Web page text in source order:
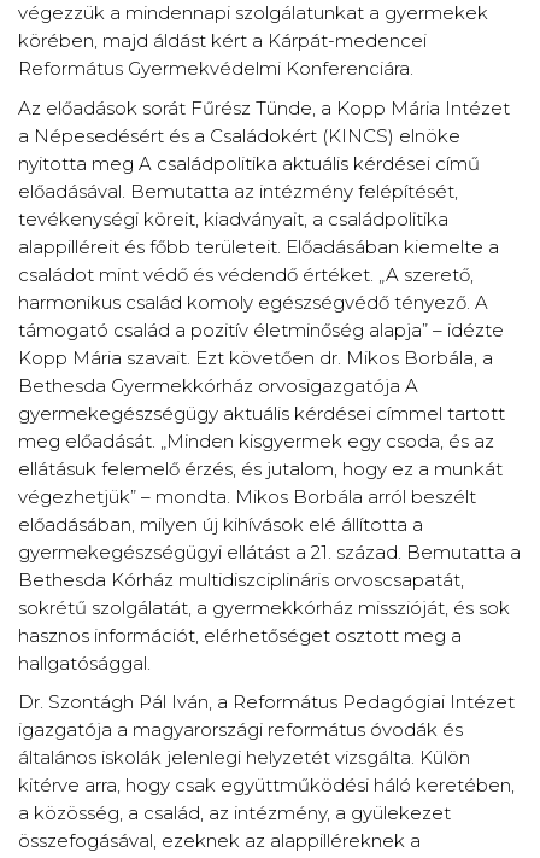
végezzük a mindennapi szolgálatunkat a gyermekek
körében, majd áldást kért a Kárpát-medencei
Református Gyermekvédelmi Konferenciára.
Az előadások sorát Fűrész Tünde, a Kopp Mária Intézet
a Népesedésért és a Családokért (KINCS) elnöke
nyitotta meg A családpolitika aktuális kérdései című
előadásával. Bemutatta az intézmény felépítését,
tevékenységi köreit, kiadványait, a családpolitika
alappilléreit és főbb területeit. Előadásában kiemelte a
családot mint védő és védendő értéket. „A szerető,
harmonikus család komoly egészségvédő tényező. A
támogató család a pozitív életminőség alapja” – idézte
Kopp Mária szavait. Ezt követően dr. Mikos Borbála, a
Bethesda Gyermekkórház orvosigazgatója A
gyermekegészségügy aktuális kérdései címmel tartott
meg előadását. „Minden kisgyermek egy csoda, és az
ellátásuk felemelő érzés, és jutalom, hogy ez a munkát
végezhetjük” – mondta. Mikos Borbála arról beszélt
előadásában, milyen új kihívások elé állította a
gyermekegészségügyi ellátást a 21. század. Bemutatta a
Bethesda Kórház multidiszciplináris orvoscsapatát,
sokrétű szolgálatát, a gyermekkórház misszióját, és sok
hasznos információt, elérhetőséget osztott meg a
hallgatósággal.
Dr. Szontágh Pál Iván, a Református Pedagógiai Intézet
igazgatója a magyarországi református óvodák és
általános iskolák jelenlegi helyzetét vizsgálta. Külön
kitérve arra, hogy csak együttműködési háló keretében,
a közösség, a család, az intézmény, a gyülekezet
összefogásával, ezeknek az alappilléreknek a